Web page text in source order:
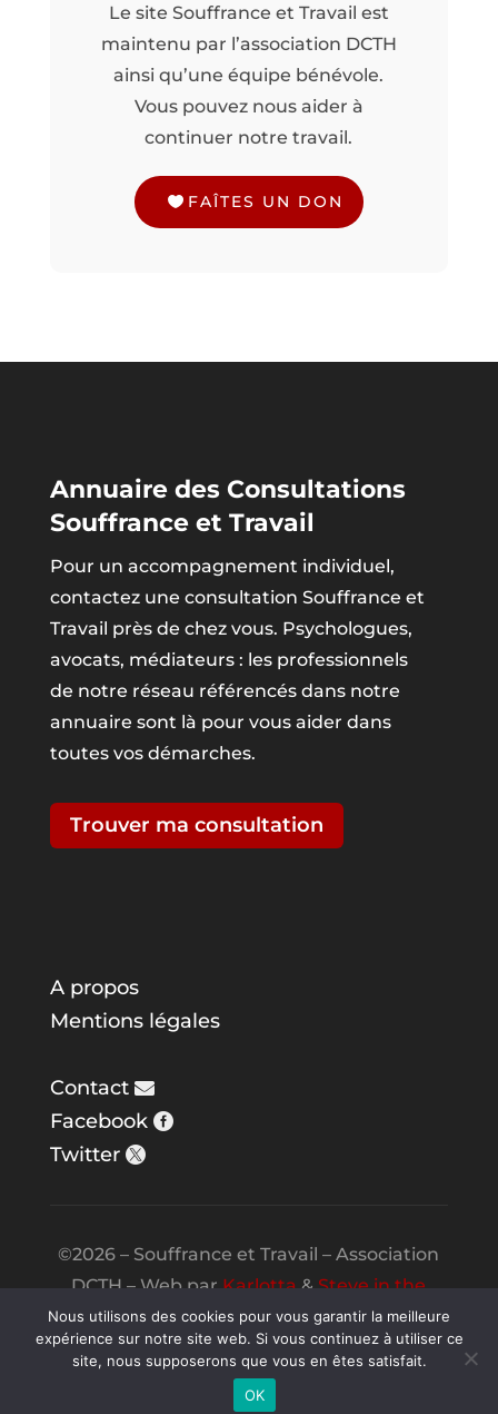
Le site Souffrance et Travail est
maintenu par l’association DCTH
ainsi qu’une équipe bénévole.
Vous pouvez nous aider à
continuer notre travail.
FAÎTES UN DON
Annuaire des Consultations
Souffrance et Travail
Pour un accompagnement individuel,
contactez une consultation Souffrance et
Travail près de chez vous. Psychologues,
avocats, médiateurs : les professionnels
de notre réseau référencés dans notre
annuaire sont là pour vous aider dans
toutes vos démarches.
Trouver ma consultation
A propos
Mentions légales
Contact
Facebook
Twitter
©2026 – Souffrance et Travail – Association
DCTH – Web parKarlotta&Steve in the
Night
Nous utilisons des cookies pour vous garantir la meilleure
expérience sur notre site web. Si vous continuez à utiliser ce
site, nous supposerons que vous en êtes satisfait.
OK